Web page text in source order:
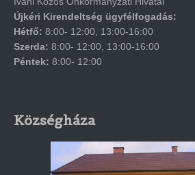
Újkéri Kirendeltség ügyfélfogadás:
Hétfő: 8:00- 12:00, 13:00-16:00
Szerda: 8:00- 12:00, 13:00-16:00
Péntek: 8:00- 12:00
Községháza